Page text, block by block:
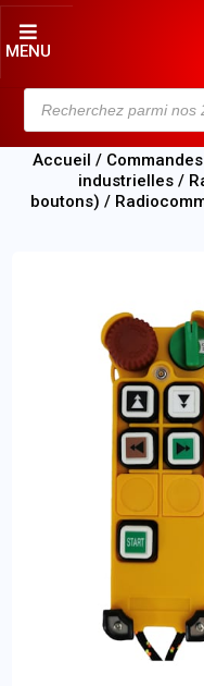
MENU
Accueil /
industrielles/
boutons) /